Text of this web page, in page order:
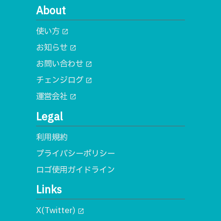
About
使い方 open_in_new
お知らせ open_in_new
お問い合わせ open_in_new
チェンジログ open_in_new
運営会社 open_in_new
Legal
利用規約
プライバシーポリシー
ロゴ使用ガイドライン
Links
X(Twitter) open_in_new